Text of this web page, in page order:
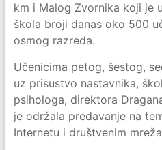
km i Malog Zvornika koji je
škola broji danas oko 500
osmog razreda.
Učenicima petog, šestog,
uz prisustvo nastavnika,
psihologa, direktora
je održala predavanje na
Internetu i društvenim